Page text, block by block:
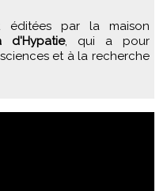
éditées par la maison
d'Hypatie, qui a pour
et à la recherche